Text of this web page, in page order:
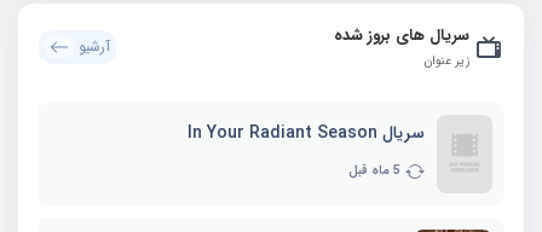
سریال های بروز شده
زیر عنوان
آرشیو
سریال In Your Radiant Season
5 ماه قبل